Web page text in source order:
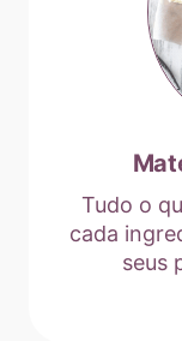
Tudo o
cada
seus